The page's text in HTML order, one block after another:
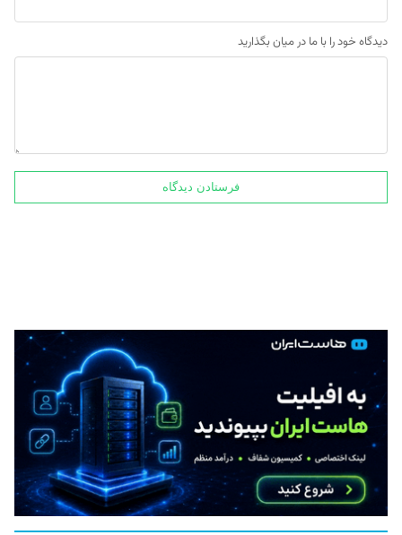
دیدگاه خود را با ما در میان بگذارید